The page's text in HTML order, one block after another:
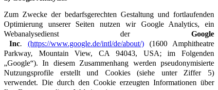
Zum Zwecke der bedarfsgerechten Gestaltung und fortlaufenden
Optimierung unserer Seiten nutzen wir Google Analytics, ein
Webanalysedienst der Google
Inc. (https://www.google.de/intl/de/about/)
(1600 Amphitheatre
Parkway, Mountain View, CA 94043, USA; im Folgenden
„Google“).In diesem Zusammenhang werden pseudonymisierte
Nutzungsprofile erstellt und Cookies (siehe unter Ziffer 5)
verwendet. Die durch den Cookie erzeugten Informationen über